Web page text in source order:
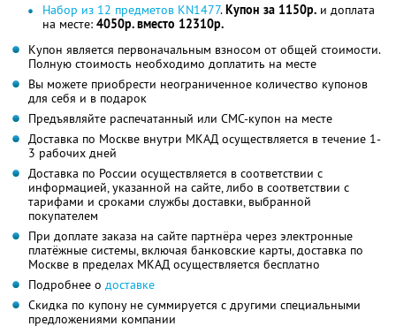
Набор из 12 предметов KN1477.Купон за 1150р. и доплата
на месте: 4050р. вместо 12310р.
Купон является первоначальным взносом от общей стоимости.
Полную стоимость необходимо доплатить на месте
Вы можете приобрести неограниченное количество купонов
для себя и в подарок
Предъявляйте распечатанный или СМС-купон на месте
Доставка по Москве внутри МКАД осуществляется в течение 1-
3 рабочих дней
Доставка по России осуществляется в соответствии с
информацией, указанной на сайте, либо в соответствии с
тарифами и сроками службы доставки, выбранной
покупателем
При доплате заказа на сайте партнёра через электронные
платёжные системы, включая банковские карты, доставка по
Москве в пределах МКАД осуществляется бесплатно
Подробнее о доставке
Скидка по купону не суммируется с другими специальными
предложениями компании